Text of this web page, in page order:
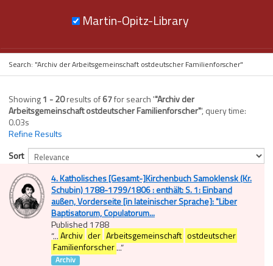
Martin-Opitz-Library
Search: "Archiv der Arbeitsgemeinschaft ostdeutscher Familienforscher"
Showing1 - 20results of67for search '"Archiv der
Arbeitsgemeinschaft ostdeutscher Familienforscher", query time:
0.03s
Refine Results
Sort
4. Katholisches [Gesamt-]Kirchenbuch Samoklensk (Kr.
Schubin) 1788-1799/1806 : enthält: S. 1: Einband
außen, Vorderseite [in lateinischer Sprache]: "Liber
Baptisatorum, Copulatorum...
Published 1788
“...Archiv der Arbeitsgemeinschaft ostdeutscher
Familienforscher...”
Archiv